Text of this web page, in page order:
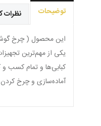
توضیحات نظرات
یکی از مهم‌ترین
کبابی‌ها و تمام کسب و
آماده‌سازی و چرخ